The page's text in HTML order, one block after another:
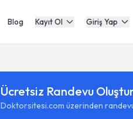
Blog Kayıt Ol Giriş Yap
Ücretsiz Randevu
Doktorsitesi.com üzerinden